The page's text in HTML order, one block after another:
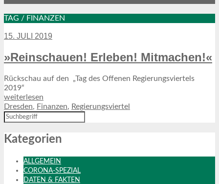
TAG / FINANZEN
15. JULI 2019
»Reinschauen! Erleben! Mitmachen!«
Rückschau auf den „Tag des Offenen Regierungsviertels
2019“
weiterlesen
Dresden, Finanzen, Regierungsviertel
Kategorien
ALLGEMEIN
CORONA-SPEZIAL
DATEN & FAKTEN